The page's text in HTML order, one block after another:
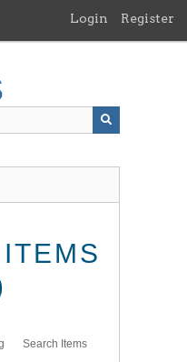
Login Register
Search Items